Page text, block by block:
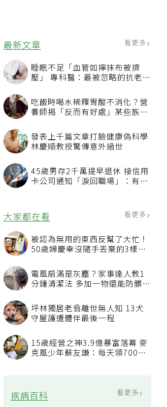
最新文章 看更多
睡眠不足「血管如擰抹布被擠
壓」 專科醫：最被忽略的抗老方
吃飯時喝水稀釋胃酸不消化？營
養師揭「反而有好處」某些族群
發表上千篇文章打臉健康偽科學
林慶順教授驚傳意外過世
45歲男存2千萬提早退休 接信用
卡公司通知「淚回職場」：有錢
大家都在看 看更多
被認為無用的東西反幫了大忙！
50歲婦慶幸沒隨手丟棄的3樣物
電風扇滿是灰塵？家事達人教1
分鐘清潔法 多加一物還能防髒汙
坪林獨居老翁離世無人知 13犬
守屋護遺體伴最後一程
15歲經營之神3.9億暴富落幕 麥
克風少年蘇友謙：每天領700元
疾病百科 看更多